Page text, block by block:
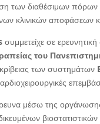
των διαθέσιμων
κλινικών αποφάσεων
συμμετείχε σε
του
των συστημάτων
μέσω της